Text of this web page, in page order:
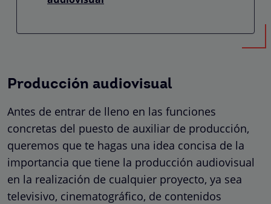
Producción audiovisual
Antes de entrar de lleno en las funciones
concretas del puesto de auxiliar de producción,
queremos que te hagas una idea concisa de la
importancia que tiene la producción audiovisual
en la realización de cualquier proyecto, ya sea
televisivo, cinematográfico, de contenidos